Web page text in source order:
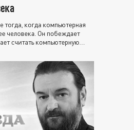
когда компьютерная
человека. Он побеждает
считать компьютерную